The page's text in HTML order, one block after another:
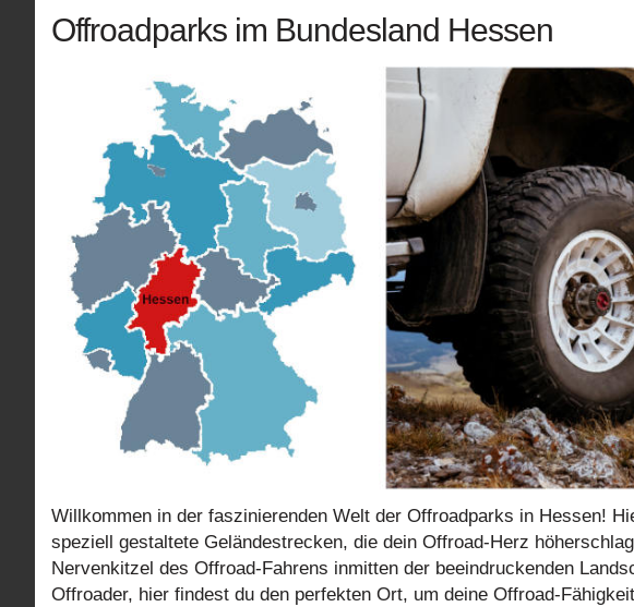
Offroadparks im Bundesland Hessen
Willkommen in der faszinierenden Welt der Offroadparks in Hessen!
speziell gestaltete Geländestrecken, die dein Offroad-Herz
Nervenkitzel des Offroad-Fahrens inmitten der beeindruckenden
Offroader, hier findest du den perfekten Ort, um deine Offroad-